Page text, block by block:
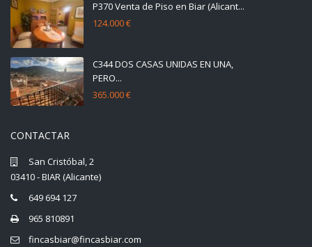
P370 Venta de Piso en Biar (Alicant...
124.000 €
C344 DOS CASAS UNIDAS EN UNA,
PERO...
365.000 €
CONTACTAR
San Cristóbal, 2
03410 - BIAR (Alicante)
649 694 127
965 810891
fincasbiar@fincasbiar.com